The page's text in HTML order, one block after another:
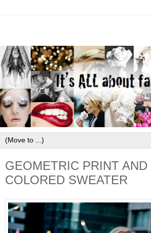
GEOMETRIC PRINT AND
COLORED SWEATER